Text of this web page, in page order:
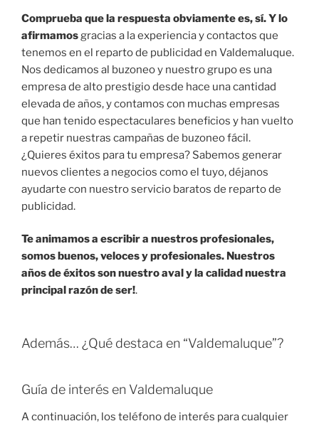
Comprueba que la respuesta obviamente es, sí. Y lo
afirmamosgracias a la experiencia y contactos que
tenemos en el reparto de publicidad en Valdemaluque.
Nos dedicamos al buzoneo y nuestro grupo es una
empresa de alto prestigio desde hace una cantidad
elevada de años, y contamos con muchas empresas
que han tenido espectaculares beneficios y han vuelto
a repetir nuestras campañas de buzoneo fácil.
¿Quieres éxitos para tu empresa? Sabemos generar
nuevos clientes a negocios como el tuyo, déjanos
ayudarte con nuestro servicio baratos de reparto de
publicidad.
Te animamos a escribir a nuestros profesionales,
somos buenos, veloces y profesionales. Nuestros
años de éxitos son nuestro aval y la calidad nuestra
principal razón de ser!.
Además… ¿Qué destaca en “Valdemaluque”?
Guía de interés en Valdemaluque
A continuación, los teléfono de interés para cualquier